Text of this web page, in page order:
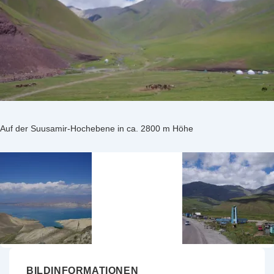
Auf der Suusamir-Hochebene in ca. 2800 m Höhe
BILDINFORMATIONEN